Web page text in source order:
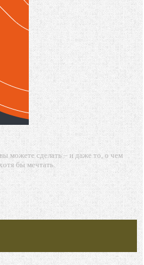
можете сделать – и даже то, о чем
бы мечтать.
— начало всего. И мыслями можно
совершенствования: работать над
мыслями.
к мечте. Живите той жизнью,
самый пугающий — самолюбование.